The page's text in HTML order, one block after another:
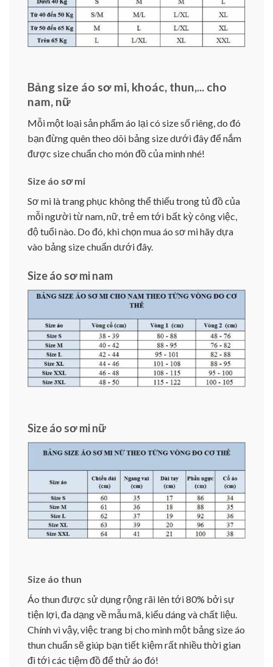
Bảng size áo sơ mi, khoác, thun,... cho
nam, nữ
Mỗi một loại sản phẩm áo lại có size số riêng, do đó
bạn đừng quên theo dõi bảng size dưới đây để nắm
được size chuẩn cho món đồ của mình nhé!
Size áo sơ mi
Sơ mi là trang phục không thể thiếu trong tủ đồ của
mỗi người từ nam, nữ, trẻ em tới bất kỳ công việc,
độ tuổi nào. Do đó, khi chọn mua áo sơ mi hãy dựa
vào bảng size chuẩn dưới đây.
Size áo sơ mi nam
Size áo sơ mi nữ
Size áo thun
Áo thun được sử dụng rộng rãi lên tới 80% bởi sự
tiện lợi, đa dạng về mẫu mã, kiểu dáng và chất liệu.
Chính vì vậy, việc trang bị cho mình một bảng size áo
thun chuẩn sẽ giúp bạn tiết kiệm rất nhiều thời gian
đi tới các tiệm đồ để thử áo đó!